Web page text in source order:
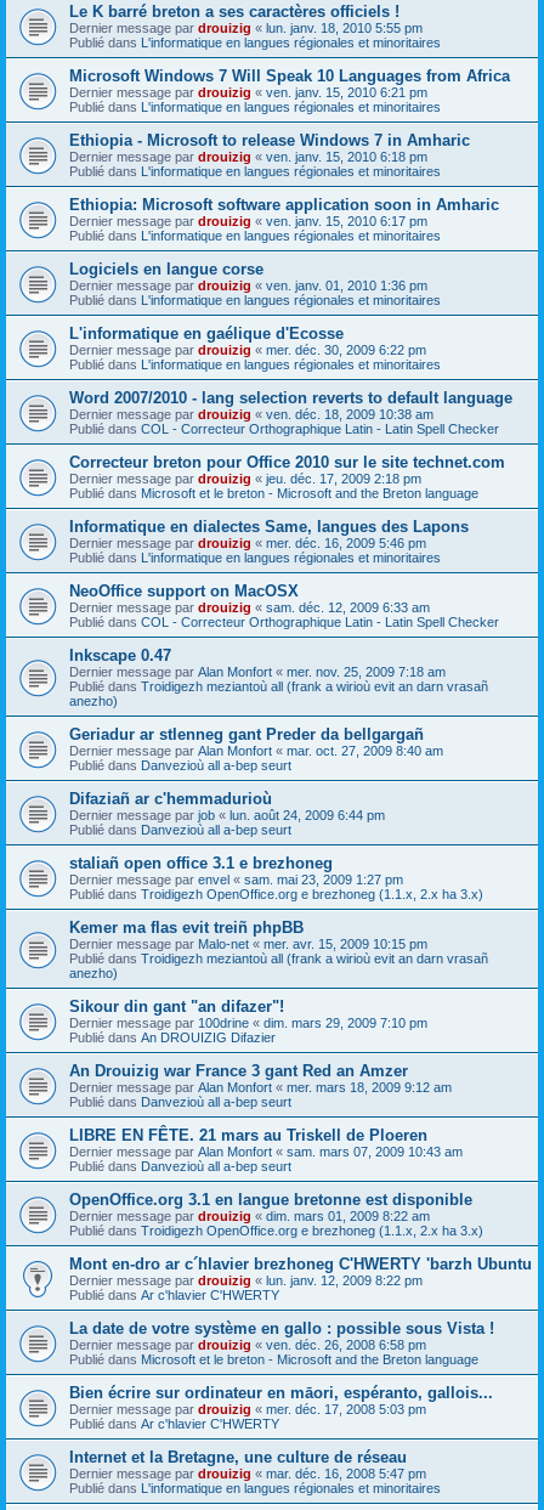
Le K barré breton a ses caractères officiels !
Dernier message par drouizig « lun. janv. 18, 2010 5:55 pm
Publié dans L'informatique en langues régionales et minoritaires
Microsoft Windows 7 Will Speak 10 Languages from Africa
Dernier message par drouizig « ven. janv. 15, 2010 6:21 pm
Publié dans L'informatique en langues régionales et minoritaires
Ethiopia - Microsoft to release Windows 7 in Amharic
Dernier message par drouizig « ven. janv. 15, 2010 6:18 pm
Publié dans L'informatique en langues régionales et minoritaires
Ethiopia: Microsoft software application soon in Amharic
Dernier message par drouizig « ven. janv. 15, 2010 6:17 pm
Publié dans L'informatique en langues régionales et minoritaires
Logiciels en langue corse
Dernier message par drouizig « ven. janv. 01, 2010 1:36 pm
Publié dans L'informatique en langues régionales et minoritaires
L'informatique en gaélique d'Ecosse
Dernier message par drouizig « mer. déc. 30, 2009 6:22 pm
Publié dans L'informatique en langues régionales et minoritaires
Word 2007/2010 - lang selection reverts to default language
Dernier message par drouizig « ven. déc. 18, 2009 10:38 am
Publié dans COL - Correcteur Orthographique Latin - Latin Spell Checker
Correcteur breton pour Office 2010 sur le site technet.com
Dernier message par drouizig « jeu. déc. 17, 2009 2:18 pm
Publié dans Microsoft et le breton - Microsoft and the Breton language
Informatique en dialectes Same, langues des Lapons
Dernier message par drouizig « mer. déc. 16, 2009 5:46 pm
Publié dans L'informatique en langues régionales et minoritaires
NeoOffice support on MacOSX
Dernier message par drouizig « sam. déc. 12, 2009 6:33 am
Publié dans COL - Correcteur Orthographique Latin - Latin Spell Checker
Inkscape 0.47
Dernier message par Alan Monfort « mer. nov. 25, 2009 7:18 am
Publié dans Troidigezh meziantoù all (frank a wirioù evit an darn vrasañ
anezho)
Geriadur ar stlenneg gant Preder da bellgargañ
Dernier message par Alan Monfort « mar. oct. 27, 2009 8:40 am
Publié dans Danvezioù all a-bep seurt
Difaziañ ar c'hemmadurioù
Dernier message par job « lun. août 24, 2009 6:44 pm
Publié dans Danvezioù all a-bep seurt
staliañ open office 3.1 e brezhoneg
Dernier message par envel « sam. mai 23, 2009 1:27 pm
Publié dans Troidigezh OpenOffice.org e brezhoneg (1.1.x, 2.x ha 3.x)
Kemer ma flas evit treiñ phpBB
Dernier message par Malo-net « mer. avr. 15, 2009 10:15 pm
Publié dans Troidigezh meziantoù all (frank a wirioù evit an darn vrasañ
anezho)
Sikour din gant "an difazer"!
Dernier message par 100drine « dim. mars 29, 2009 7:10 pm
Publié dans An DROUIZIG Difazier
An Drouizig war France 3 gant Red an Amzer
Dernier message par Alan Monfort « mer. mars 18, 2009 9:12 am
Publié dans Danvezioù all a-bep seurt
LIBRE EN FÊTE. 21 mars au Triskell de Ploeren
Dernier message par Alan Monfort « sam. mars 07, 2009 10:43 am
Publié dans Danvezioù all a-bep seurt
OpenOffice.org 3.1 en langue bretonne est disponible
Dernier message par drouizig « dim. mars 01, 2009 8:22 am
Publié dans Troidigezh OpenOffice.org e brezhoneg (1.1.x, 2.x ha 3.x)
Mont en-dro ar c´hlavier brezhoneg C'HWERTY 'barzh Ubuntu
Dernier message par drouizig « lun. janv. 12, 2009 8:22 pm
Publié dans Ar c'hlavier C'HWERTY
La date de votre système en gallo : possible sous Vista !
Dernier message par drouizig « ven. déc. 26, 2008 6:58 pm
Publié dans Microsoft et le breton - Microsoft and the Breton language
Bien écrire sur ordinateur en māori, espéranto, gallois...
Dernier message par drouizig « mer. déc. 17, 2008 5:03 pm
Publié dans Ar c'hlavier C'HWERTY
Internet et la Bretagne, une culture de réseau
Dernier message par drouizig « mar. déc. 16, 2008 5:47 pm
Publié dans L'informatique en langues régionales et minoritaires